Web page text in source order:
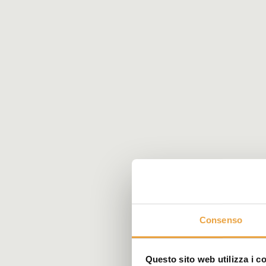
Consenso
Questo sito web utilizza i